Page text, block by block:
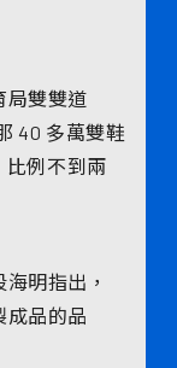
局雙雙道
40 多萬雙鞋
比例不到兩
明指出，
成品的品